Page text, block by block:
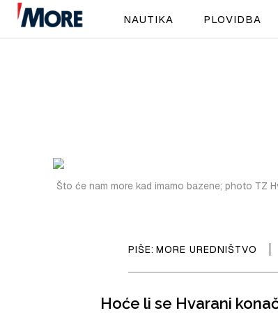
NAUTIKA PLOVIDBA
Što će nam more kad imamo bazene; photo TZ
PIŠE: MORE UREDNIŠTVO
Hoće li se Hvarani